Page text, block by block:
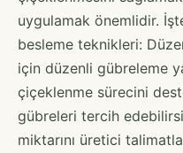
uygulamak önemlidir.
besleme teknikleri:
için düzenli gübreleme
çiçeklenme sürecini
gübreleri tercih
miktarını üretici